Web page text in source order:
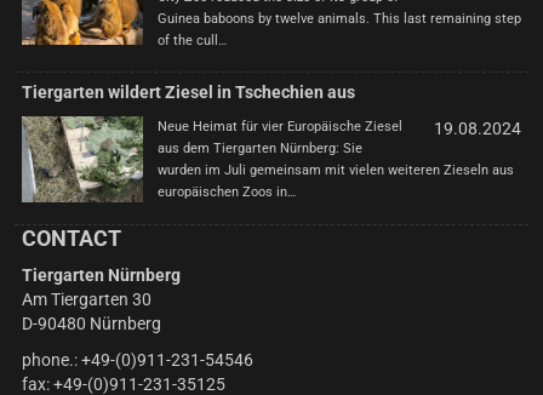
Guinea baboons by twelve animals. This last remaining step
of the cull…
Tiergarten wildert Ziesel in Tschechien aus
19.08.2024
Neue Heimat für vier Europäische Ziesel
aus dem Tiergarten Nürnberg: Sie
wurden im Juli gemeinsam mit vielen weiteren Zieseln aus
europäischen Zoos in…
CONTACT
Tiergarten Nürnberg
Am Tiergarten 30
D-90480 Nürnberg
phone.: +49-(0)911-231-54546
fax: +49-(0)911-231-35125